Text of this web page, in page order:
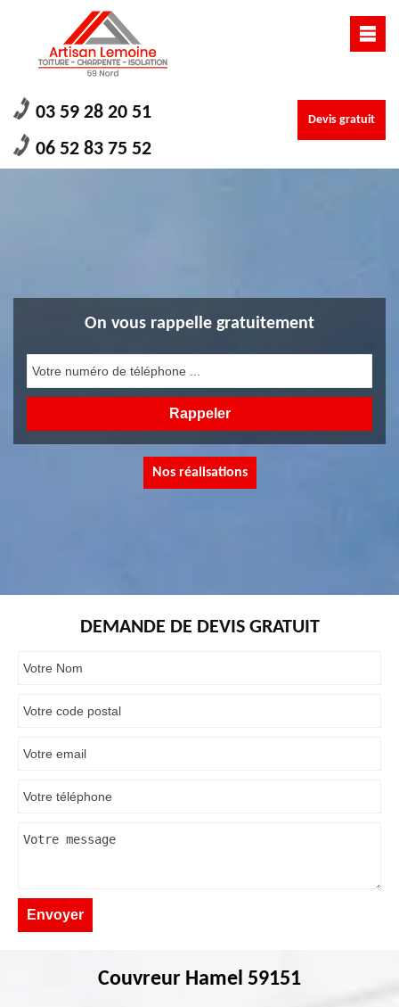
03 59 28 20 51
06 52 83 75 52
Devis gratuit
On vous rappelle gratuitement
Nos réalisations
DEMANDE DE DEVIS GRATUIT
Couvreur Hamel 59151